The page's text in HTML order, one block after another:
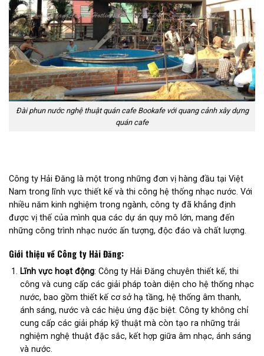
Đài phun nước nghệ thuật quán cafe Bookafe với quang cảnh xây dựng
quán cafe
Công ty Hải Đăng là một trong những đơn vị hàng đầu tại Việt
Nam trong lĩnh vực thiết kế và thi công hệ thống nhạc nước. Với
nhiều năm kinh nghiệm trong ngành, công ty đã khẳng định
được vị thế của mình qua các dự án quy mô lớn, mang đến
những công trình nhạc nước ấn tượng, độc đáo và chất lượng.
Giới thiệu về Công ty Hải Đăng:
Lĩnh vực hoạt động: Công ty Hải Đăng chuyên thiết kế, thi
công và cung cấp các giải pháp toàn diện cho hệ thống nhạc
nước, bao gồm thiết kế cơ sở hạ tầng, hệ thống âm thanh,
ánh sáng, nước và các hiệu ứng đặc biệt. Công ty không chỉ
cung cấp các giải pháp kỹ thuật mà còn tạo ra những trải
nghiệm nghệ thuật đặc sắc, kết hợp giữa âm nhạc, ánh sáng
và nước.